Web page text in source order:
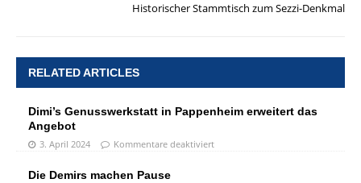
Historischer Stammtisch zum Sezzi-Denkmal
RELATED ARTICLES
Dimi’s Genusswerkstatt in Pappenheim erweitert das
Angebot
3. April 2024 Kommentare deaktiviert
Die Demirs machen Pause